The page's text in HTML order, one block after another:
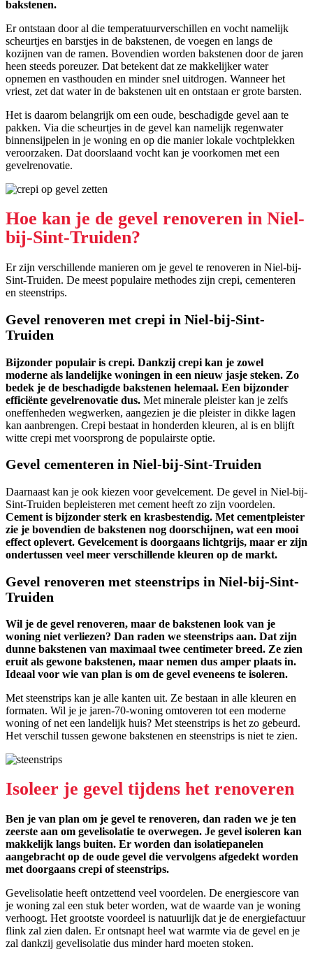
bakstenen.
Er ontstaan door al die temperatuurverschillen en vocht namelijk
scheurtjes en barstjes in de bakstenen, de voegen en langs de
kozijnen van de ramen. Bovendien worden bakstenen door de jaren
heen steeds poreuzer. Dat betekent dat ze makkelijker water
opnemen en vasthouden en minder snel uitdrogen. Wanneer het
vriest, zet dat water in de bakstenen uit en ontstaan er grote barsten.
Het is daarom belangrijk om een oude, beschadigde gevel aan te
pakken. Via die scheurtjes in de gevel kan namelijk regenwater
binnensijpelen in je woning en op die manier lokale vochtplekken
veroorzaken. Dat doorslaand vocht kan je voorkomen met een
gevelrenovatie.
Hoe kan je de gevel renoveren in Niel-
bij-Sint-Truiden?
Er zijn verschillende manieren om je gevel te renoveren in Niel-bij-
Sint-Truiden. De meest populaire methodes zijn crepi, cementeren
en steenstrips.
Gevel renoveren met crepi in Niel-bij-Sint-
Truiden
Bijzonder populair is crepi. Dankzij crepi kan je zowel
moderne als landelijke woningen in een nieuw jasje steken. Zo
bedek je de beschadigde bakstenen helemaal. Een bijzonder
efficiënte gevelrenovatie dus. Met minerale pleister kan je zelfs
oneffenheden wegwerken, aangezien je die pleister in dikke lagen
kan aanbrengen. Crepi bestaat in honderden kleuren, al is en blijft
witte crepi met voorsprong de populairste optie.
Gevel cementeren in Niel-bij-Sint-Truiden
Daarnaast kan je ook kiezen voor gevelcement. De gevel in Niel-bij-
Sint-Truiden bepleisteren met cement heeft zo zijn voordelen.
Cement is bijzonder sterk en krasbestendig. Met cementpleister
zie je bovendien de bakstenen nog doorschijnen, wat een mooi
effect oplevert. Gevelcement is doorgaans lichtgrijs, maar er zijn
ondertussen veel meer verschillende kleuren op de markt.
Gevel renoveren met steenstrips in Niel-bij-Sint-
Truiden
Wil je de gevel renoveren, maar de bakstenen look van je
woning niet verliezen? Dan raden we steenstrips aan. Dat zijn
dunne bakstenen van maximaal twee centimeter breed. Ze zien
eruit als gewone bakstenen, maar nemen dus amper plaats in.
Ideaal voor wie van plan is om de gevel eveneens te isoleren.
Met steenstrips kan je alle kanten uit. Ze bestaan in alle kleuren en
formaten. Wil je je jaren-70-woning omtoveren tot een moderne
woning of net een landelijk huis? Met steenstrips is het zo gebeurd.
Het verschil tussen gewone bakstenen en steenstrips is niet te zien.
Isoleer je gevel tijdens het renoveren
Ben je van plan om je gevel te renoveren, dan raden we je ten
zeerste aan om gevelisolatie te overwegen. Je gevel isoleren kan
makkelijk langs buiten. Er worden dan isolatiepanelen
aangebracht op de oude gevel die vervolgens afgedekt worden
met doorgaans crepi of steenstrips.
Gevelisolatie heeft ontzettend veel voordelen. De energiescore van
je woning zal een stuk beter worden, wat de waarde van je woning
verhoogt. Het grootste voordeel is natuurlijk dat je de energiefactuur
flink zal zien dalen. Er ontsnapt heel wat warmte via de gevel en je
zal dankzij gevelisolatie dus minder hard moeten stoken.